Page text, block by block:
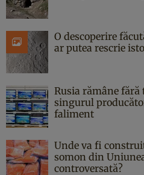
O descoperire
ar putea rescrie
Rusia rămâne fără
singurul
faliment
Unde va fi
somon din
controversată?